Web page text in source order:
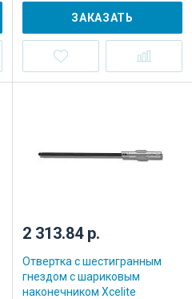
ЗАКАЗАТЬ
2 313.84 р.
Отвертка с шестигранным
гнездом с шариковым
наконечником Xcelite